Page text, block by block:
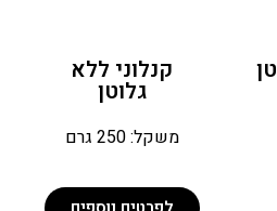
קנלוני ללא
גלוטן
משקל: 250 גרם